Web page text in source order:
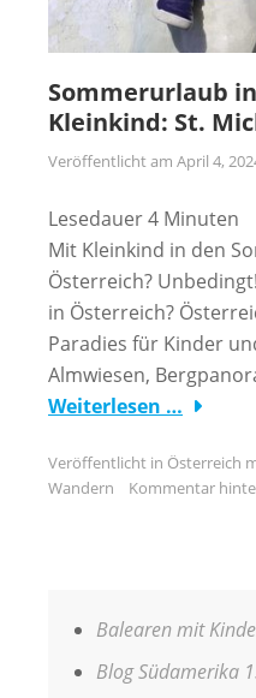
Sommerurlaub
Kleinkind: St.
Veröffentlicht am April 4,
Lesedauer4 Minuten
Mit Kleinkind in den
Österreich?
in Österreich?
Paradies für Kinder
Almwiesen,
Weiterlesen …
Veröffentlicht in Österreich
Wandern
Kommentar
Balearen mit
Blog Südamerika